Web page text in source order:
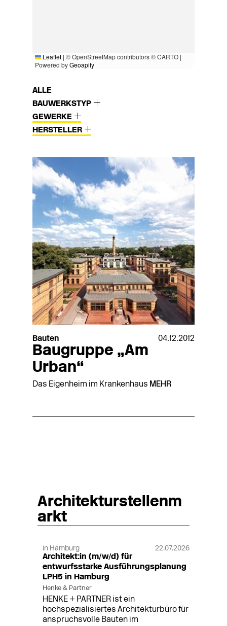
Leaflet | © OpenStreetMap contributors © CARTO |
Powered byGeoapify
ALLE
BAUWERKSTYP
GEWERKE
HERSTELLER
Bauten 04.12.2012
Baugruppe „Am
Urban“
Das Eigenheim im Krankenhaus MEHR
Architekturstellenm
arkt
in Hamburg 22.07.2026
Architekt:in (m/w/d) für
entwurfsstarke Ausführungsplanung
LPH5 in Hamburg
Henke & Partner
HENKE + PARTNER ist ein
hochspezialisiertes Architekturbüro für
anspruchsvolle Bauten im